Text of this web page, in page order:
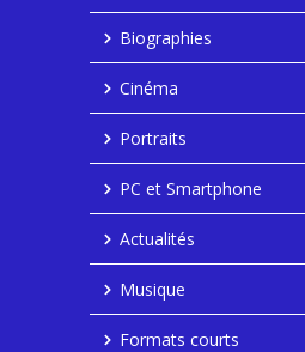
Biographies
Cinéma
Portraits
PC et Smartphone
Actualités
Musique
Formats courts